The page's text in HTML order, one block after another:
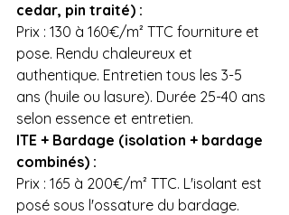
cedar, pin traité) :
Prix : 130 à 160€/m² TTC fourniture et
pose. Rendu chaleureux et
authentique. Entretien tous les 3-5
ans (huile ou lasure). Durée 25-40 ans
selon essence et entretien.
ITE + Bardage (isolation + bardage
combinés) :
Prix : 165 à 200€/m² TTC. L'isolant est
posé sous l'ossature du bardage.